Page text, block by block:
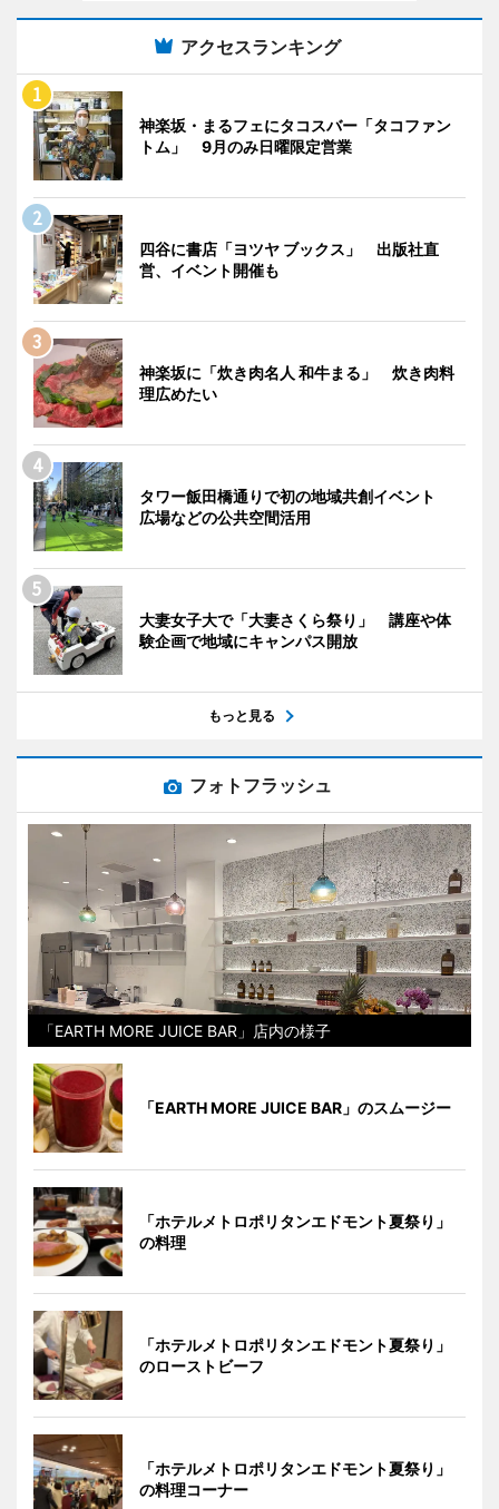
アクセスランキング
神楽坂・まるフェにタコスバー「タコファン
トム」 9月のみ日曜限定営業
四谷に書店「ヨツヤ ブックス」 出版社直
営、イベント開催も
神楽坂に「炊き肉名人 和牛まる」 炊き肉料
理広めたい
タワー飯田橋通りで初の地域共創イベント
広場などの公共空間活用
大妻女子大で「大妻さくら祭り」 講座や体
験企画で地域にキャンパス開放
もっと見る
フォトフラッシュ
「EARTH MORE JUICE BAR」店内の様子
「EARTH MORE JUICE BAR」のスムージー
「ホテルメトロポリタンエドモント夏祭り」
の料理
「ホテルメトロポリタンエドモント夏祭り」
のローストビーフ
「ホテルメトロポリタンエドモント夏祭り」
の料理コーナー